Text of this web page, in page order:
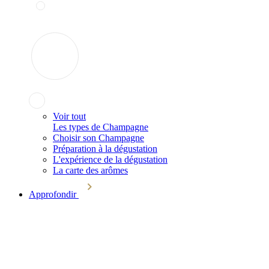
Voir tout
Les types de Champagne
Choisir son Champagne
Préparation à la dégustation
L'expérience de la dégustation
La carte des arômes
Approfondir